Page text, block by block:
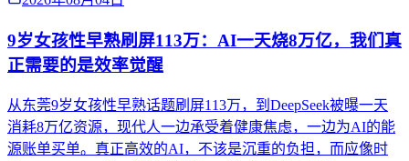
9岁女孩性早熟刷屏113万：AI一天烧8万亿，我们真
正需要的是效率觉醒
从东莞9岁女孩性早熟话题刷屏113万，到DeepSeek被曝一天
消耗8万亿资源，现代人一边承受着健康焦虑，一边为AI的能
源账单买单。真正高效的AI，不该是沉重的负担，而应像时